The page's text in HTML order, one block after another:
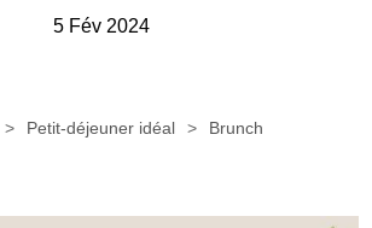
5 Fév 2024
Petit-déjeuner idéal Brunch